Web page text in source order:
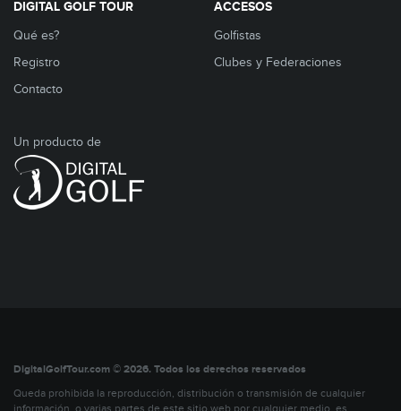
DIGITAL GOLF TOUR
Qué es?
Registro
Contacto
ACCESOS
Golfistas
Clubes y Federaciones
Un producto de
DigitalGolfTour.com © 2026. Todos los derechos reservados
Queda prohibida la reproducción, distribución o transmisión de cualquier
información, o varias partes de este sitio web por cualquier medio, es